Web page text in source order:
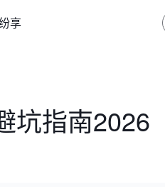
享
坑指南2026